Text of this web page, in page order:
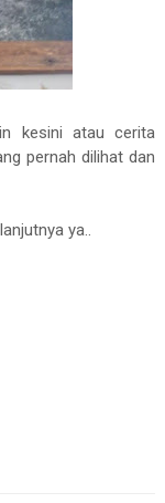
kesini atau cerita
pernah dilihat dan
ya..